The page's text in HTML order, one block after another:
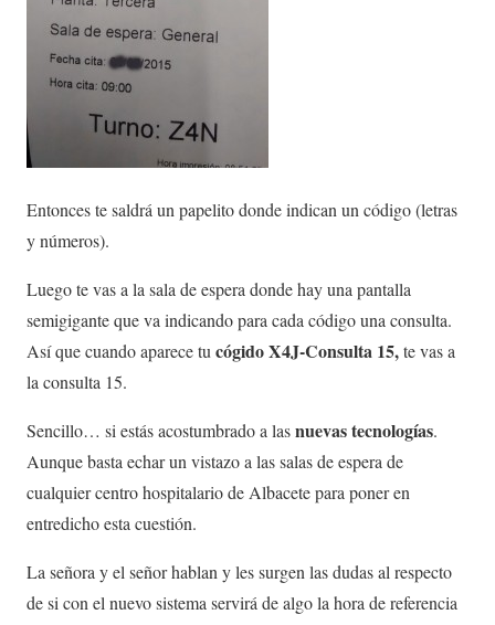
Entonces te saldrá un papelito donde indican un código (letras
y números).
Luego te vas a la sala de espera donde hay una pantalla
semigigante que va indicando para cada código una consulta.
Así que cuando aparece tu cógido X4J-Consulta 15,te vas a
la consulta 15.
Sencillo… si estás acostumbrado a lasnuevas tecnologías.
Aunque basta echar un vistazo a las salas de espera de
cualquier centro hospitalario de Albacete para poner en
entredicho esta cuestión.
La señora y el señor hablan y les surgen las dudas al respecto
de si con el nuevo sistema servirá de algo la hora de referencia